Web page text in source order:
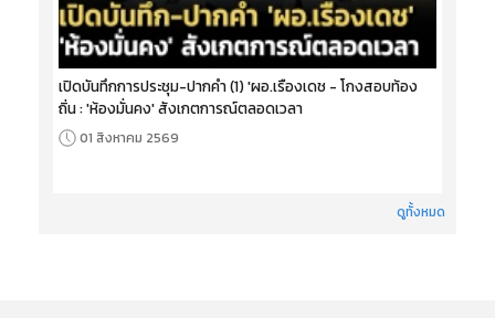
เปิดบันทึกการประชุม-ปากคำ (1) 'ผอ.เรืองเดช - โกงสอบท้อง
ถิ่น : 'ห้องมั่นคง' สังเกตการณ์ตลอดเวลา
01 สิงหาคม 2569
ดูทั้งหมด